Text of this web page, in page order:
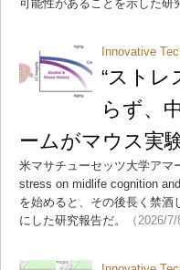
可能性があることを示した研
Innovative
“スト
らず、
ームがマウス実
米マサチューセッツ大学アマ
stress on midlife cognition
を始めると、その後長く禁酒
にした研究報告だ。
（2026/7/